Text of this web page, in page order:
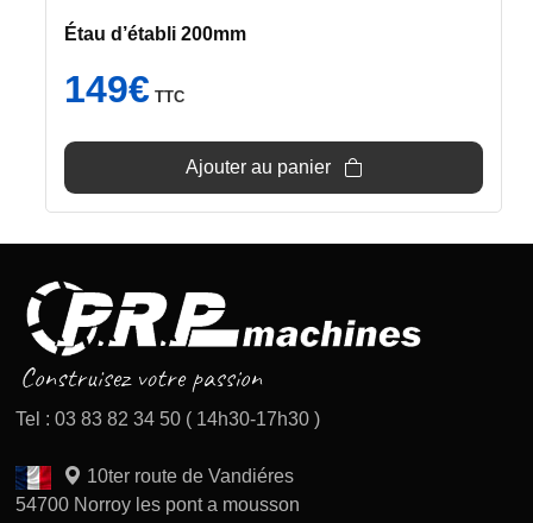
Étau d’établi 200mm
149€ TTC
Ajouter au panier
Tel : 03 83 82 34 50 ( 14h30-17h30 )
10ter route de Vandiéres
54700 Norroy les pont a mousson